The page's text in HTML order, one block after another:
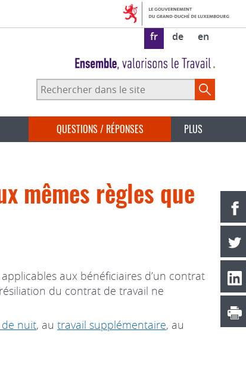
fr de en
Rechercher
dans
QUESTIONS / RÉPONSES PLUS
mêmes règles que
aux bénéficiaires d’un contrat
du contrat de travail ne
nuit, au travail supplémentaire, au